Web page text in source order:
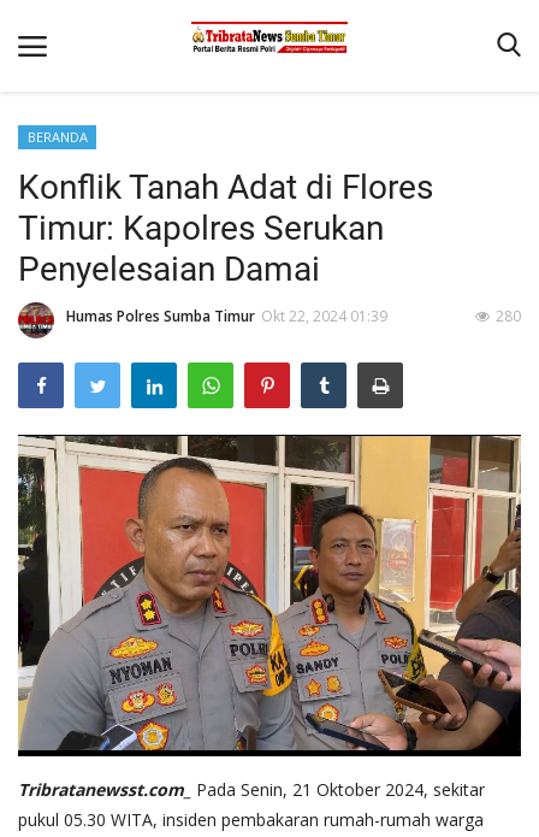
Beranda
Terms & Conditions
Reskrim
Binkam
Giat Ops
Polisi Kita
Mitra Polisi
Lantas
Jurnal Kamtibmas
BERANDA
Konflik Tanah Adat di Flores
Timur: Kapolres Serukan
Penyelesaian Damai
Humas Polres Sumba Timur Okt 22, 2024 01:39 280
Tribratanewsst.com_ Pada Senin, 21 Oktober 2024, sekitar
pukul 05.30 WITA, insiden pembakaran rumah-rumah warga